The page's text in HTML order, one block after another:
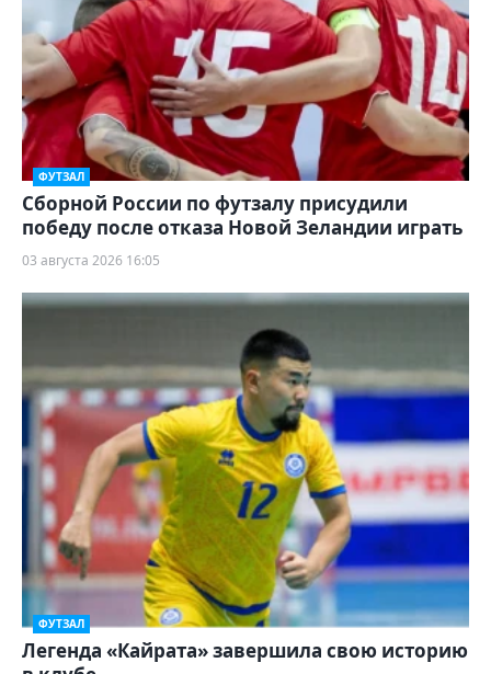
ФУТЗАЛ
Сборной России по футзалу присудили
победу после отказа Новой Зеландии играть
03 августа 2026 16:05
ФУТЗАЛ
Легенда «Кайрата» завершила свою историю